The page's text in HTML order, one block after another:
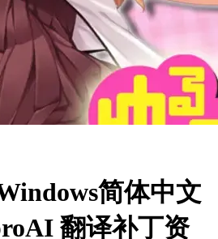
简体中文
翻译补丁资